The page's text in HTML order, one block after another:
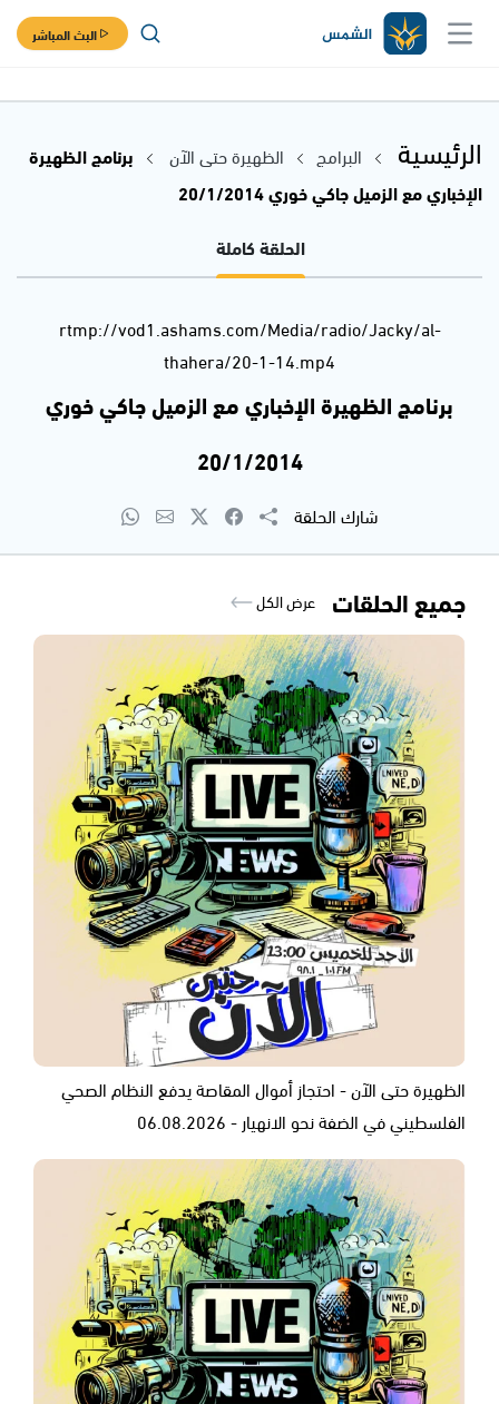
البث المباشر
الرئيسية البرامج الظهيرة حتى الآن
برنامج الظهيرة
الإخباري مع الزميل جاكي خوري 20/1/2014
الحلقة كاملة
rtmp://vod1.ashams.com/Media/radio/Jacky/al-
thahera/20-1-14.mp4
برنامج الظهيرة الإخباري مع الزميل جاكي خوري
20/1/2014
شارك الحلقة
جميع الحلقات عرض الكل
الظهيرة حتى الآن - احتجاز أموال المقاصة يدفع النظام الصحي
الفلسطيني في الضفة نحو الانهيار - 06.08.2026